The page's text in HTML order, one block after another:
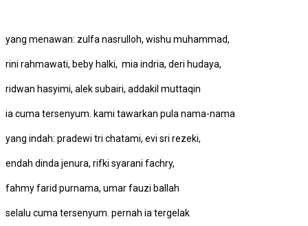
yang menawan: zulfa nasrulloh, wishu muhammad,
rini rahmawati, beby halki, mia indria, deri hudaya,
ridwan hasyimi, alek subairi, addakil muttaqin
ia cuma tersenyum. kami tawarkan pula nama-nama
yang indah: pradewi tri chatami, evi sri rezeki,
endah dinda jenura, rifki syarani fachry,
fahmy farid purnama, umar fauzi ballah
selalu cuma tersenyum. pernah ia tergelak